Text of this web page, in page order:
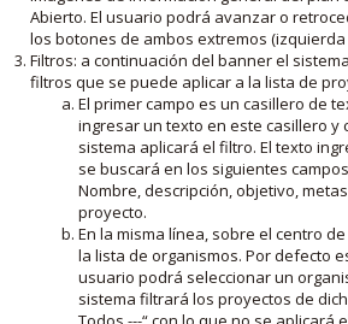
Abierto. El usuario podrá avanzar o
los botones de ambos extremos (izquierda
Filtros: a continuación del banner el
filtros que se puede aplicar a la lista de
El primer campo es un casillero de
ingresar un texto en este casillero y
sistema aplicará el filtro. El texto
se buscará en los siguientes
Nombre, descripción, objetivo,
proyecto.
En la misma línea, sobre el centro
la lista de organismos. Por defecto
usuario podrá seleccionar un
sistema filtrará los proyectos de